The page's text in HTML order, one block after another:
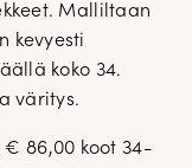
Malliltaan
kevyesti
koko 34.
väritys.
€ 86,00 koot 34-